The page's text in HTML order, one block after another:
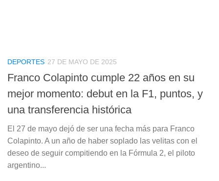
DEPORTES 27 DE MAYO DE 2025
Franco Colapinto cumple 22 años en su
mejor momento: debut en la F1, puntos, y
una transferencia histórica
El 27 de mayo dejó de ser una fecha más para Franco
Colapinto. A un año de haber soplado las velitas con el
deseo de seguir compitiendo en la Fórmula 2, el piloto
argentino...